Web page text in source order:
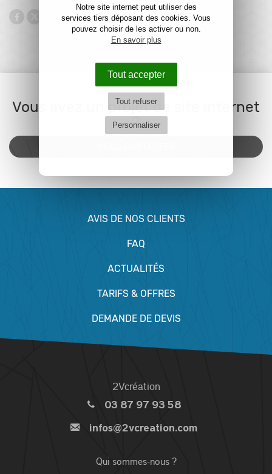
Notre site internet peut utiliser des
services tiers déposant des cookies. Vous
pouvez choisir de les activer ou non.
En savoir plus
Tout accepter
Tout refuser
Personnaliser
Vous avez un projet de site internet
?
AVIS DE NOS CLIENTS
FAQ
ACTUALITÉS
TARIFS & OFFRES
DEMANDE DE DEVIS
2Vcréation
03 87 97 93 58
infos@2vcreation.com
Qui sommes-nous ?